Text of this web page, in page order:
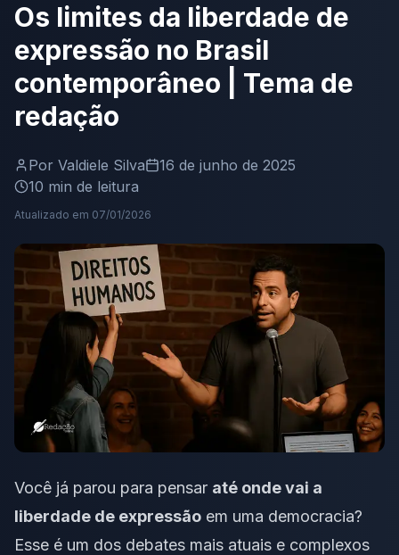
Os limites da liberdade de
expressão no Brasil
contemporâneo | Tema de
redação
Por Valdiele Silva
16 de junho de 2025
10 min de leitura
Atualizado em 07/01/2026
Você já parou para pensar até onde vai a
liberdade de expressão em uma democracia?
Esse é um dos debates mais atuais e complexos